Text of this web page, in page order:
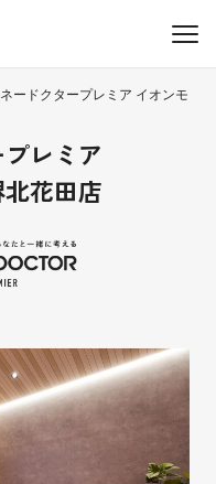
ードクタープレミア イオンモー
レミア
花田店